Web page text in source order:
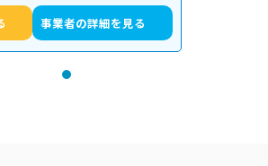
事業者の詳細を見る